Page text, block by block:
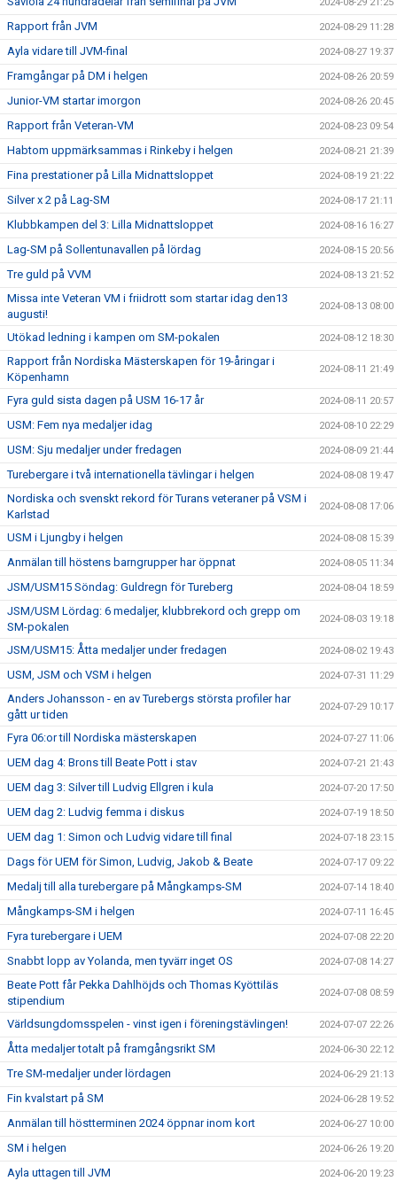
2024-08-29 21:25
Rapport från JVM 2024-08-29 11:28
Ayla vidare till JVM-final 2024-08-27 19:37
Framgångar på DM i helgen 2024-08-26 20:59
Junior-VM startar imorgon 2024-08-26 20:45
Rapport från Veteran-VM 2024-08-23 09:54
Habtom uppmärksammas i Rinkeby i helgen 2024-08-21 21:39
Fina prestationer på Lilla Midnattsloppet 2024-08-19 21:22
Silver x 2 på Lag-SM 2024-08-17 21:11
Klubbkampen del 3: Lilla Midnattsloppet 2024-08-16 16:27
Lag-SM på Sollentunavallen på lördag 2024-08-15 20:56
Tre guld på VVM 2024-08-13 21:52
Missa inte Veteran VM i friidrott som startar idag den13
augusti!
2024-08-13 08:00
Utökad ledning i kampen om SM-pokalen 2024-08-12 18:30
Rapport från Nordiska Mästerskapen för 19-åringar i
Köpenhamn
2024-08-11 21:49
Fyra guld sista dagen på USM 16-17 år 2024-08-11 20:57
USM: Fem nya medaljer idag 2024-08-10 22:29
USM: Sju medaljer under fredagen 2024-08-09 21:44
Turebergare i två internationella tävlingar i helgen 2024-08-08 19:47
Nordiska och svenskt rekord för Turans veteraner på VSM i
Karlstad
2024-08-08 17:06
USM i Ljungby i helgen 2024-08-08 15:39
Anmälan till höstens barngrupper har öppnat 2024-08-05 11:34
JSM/USM15 Söndag: Guldregn för Tureberg 2024-08-04 18:59
JSM/USM Lördag: 6 medaljer, klubbrekord och grepp om
SM-pokalen
2024-08-03 19:18
JSM/USM15: Åtta medaljer under fredagen 2024-08-02 19:43
USM, JSM och VSM i helgen 2024-07-31 11:29
Anders Johansson - en av Turebergs största profiler har
gått ur tiden
2024-07-29 10:17
Fyra 06:or till Nordiska mästerskapen 2024-07-27 11:06
UEM dag 4: Brons till Beate Pott i stav 2024-07-21 21:43
UEM dag 3: Silver till Ludvig Ellgren i kula 2024-07-20 17:50
UEM dag 2: Ludvig femma i diskus 2024-07-19 18:50
UEM dag 1: Simon och Ludvig vidare till final 2024-07-18 23:15
Dags för UEM för Simon, Ludvig, Jakob & Beate 2024-07-17 09:22
Medalj till alla turebergare på Mångkamps-SM 2024-07-14 18:40
Mångkamps-SM i helgen 2024-07-11 16:45
Fyra turebergare i UEM 2024-07-08 22:20
Snabbt lopp av Yolanda, men tyvärr inget OS 2024-07-08 14:27
Beate Pott får Pekka Dahlhöjds och Thomas Kyöttiläs
stipendium
2024-07-08 08:59
Världsungdomsspelen - vinst igen i föreningstävlingen! 2024-07-07 22:26
Åtta medaljer totalt på framgångsrikt SM 2024-06-30 22:12
Tre SM-medaljer under lördagen 2024-06-29 21:13
Fin kvalstart på SM 2024-06-28 19:52
Anmälan till höstterminen 2024 öppnar inom kort 2024-06-27 10:00
SM i helgen 2024-06-26 19:20
Ayla uttagen till JVM 2024-06-20 19:23